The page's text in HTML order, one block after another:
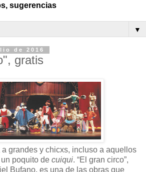
sugerencias
▼
de 2016
gratis
a grandes y chicxs, incluso a aquellos
poquito de cuiqui. “El gran circo”,
Bufano, es una de las obras que